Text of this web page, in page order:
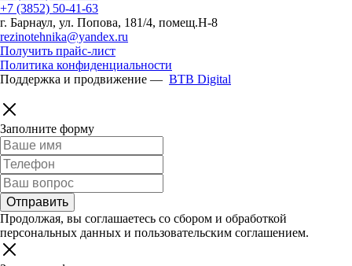
+7 (3852) 50-41-63
г. Барнаул, ул. Попова, 181/4, помещ.Н-8
rezinotehnika@yandex.ru
Получить прайс-лист
Политика конфиденциальности
Поддержка и продвижение — BTB Digital
Заполните форму
Продолжая, вы соглашаетесь со сбором и обработкой
персональных данных и пользовательским соглашением.